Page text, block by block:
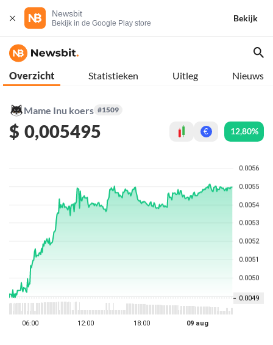
Newsbit
Bekijk in de Google Play store
Bekijk
Overzicht Statistieken Uitleg Nieuws
Mame Inu koers #1509
$ 0,005495 € 12,80%